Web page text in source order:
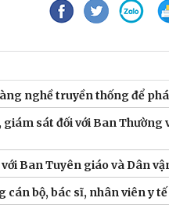
nghề truyền thống để
sát đối với Ban Thường
Ban Tuyên giáo và Dân
bộ, bác sĩ, nhân viên y